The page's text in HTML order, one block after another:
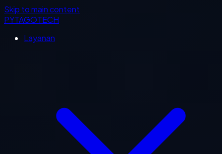
Skip to main content
PYTAGOTECH
Layanan